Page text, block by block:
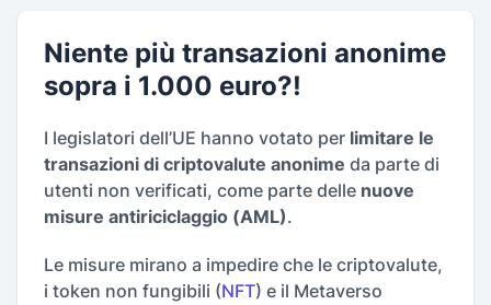
Niente più transazioni anonime
sopra i 1.000 euro?!
I legislatori dell’UE hanno votato per limitare le
transazioni di criptovalute anonime da parte di
utenti non verificati, come parte delle nuove
misure antiriciclaggio (AML).
Le misure mirano a impedire che le criptovalute,
i token non fungibili (NFT) e il Metaverso